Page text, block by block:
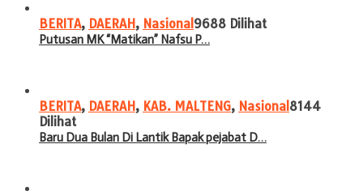
BERITA, DAERAH, Nasional 9688 Dilihat
Putusan MK “Matikan” Nafsu P…
BERITA, DAERAH, KAB. MALTENG, Nasional 8144
Dilihat
Baru Dua Bulan Di Lantik Bapak pejabat D…